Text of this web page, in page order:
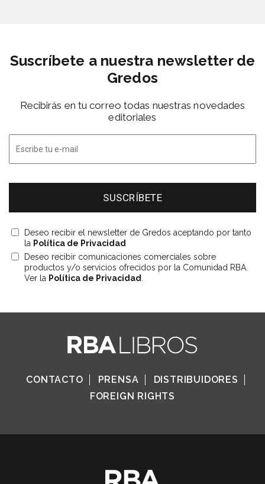
Suscríbete a nuestra newsletter de
Gredos
Recibirás en tu correo todas nuestras novedades
editoriales
Deseo recibir el newsletter de Gredos aceptando por tanto
la Política de Privacidad
Deseo recibir comunicaciones comerciales sobre
productos y/o servicios ofrecidos por la Comunidad RBA.
Ver la Política de Privacidad
CONTACTO PRENSA
DISTRIBUIDORES
FOREIGN RIGHTS